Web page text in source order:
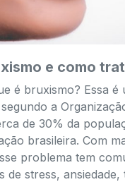
e como
é bruxismo? Essa é
a
de 30% da
brasileira. Com
problema tem
de stress,